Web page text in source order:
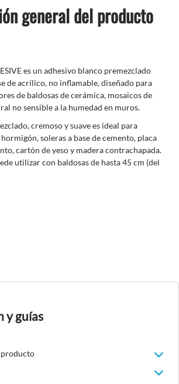
general del producto
es un adhesivo blanco premezclado
de acrílico, no inflamable, diseñado para
de baldosas de cerámica, mosaicos de
no sensible a la humedad en muros.
cremoso y suave es ideal para
soleras a base de cemento, placa
cartón de yeso y madera contrachapada.
utilizar con baldosas de hasta 45 cm (del
y guías
producto